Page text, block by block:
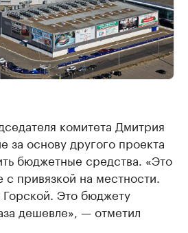
комитета Дмитрия
за основу другого проекта
бюджетные средства. «Это
с привязкой на местности.
Это бюджету
дешевле», — отметил